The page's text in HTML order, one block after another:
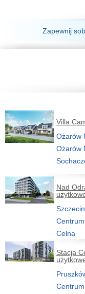
Zapewnij
Villa
Ożarów
Ożarów
Nad
Szczecin
Centrum
Celna
Stacja
Centrum